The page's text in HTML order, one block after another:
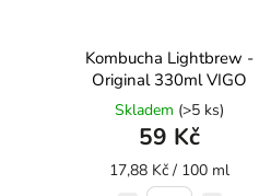
Kombucha Lightbrew -
Original 330ml VIGO
Skladem (>5 ks)
59 Kč
17,88 Kč / 100 ml